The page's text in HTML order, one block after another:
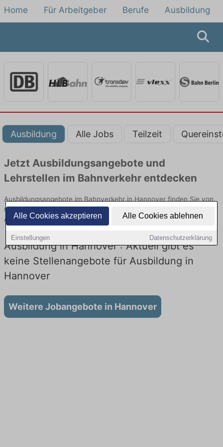
Alle Cookies akzeptieren Alle Cookies ablehnen
Einstellungen Datenschutzerklärung
Home Für Arbeitgeber Berufe Ausbildung
Ausbildung Alle Jobs Teilzeit
Jetzt Ausbildungsangebote und
Lehrstellen im Bahnverkehr entdecken
Ausbildungsangebote im Bahnverkehr in Hannover finden Sie von
namhaften Firmen. Entdecken Sie freie Optionen von Top-
Arbeitgebern und bewerben Sie sich noch heute.
Ausbildung in Hannover : Aktuell gibt es
keine Stellenangebote für Ausbildung in
Hannover
Weitere Jobangebote in Hannover